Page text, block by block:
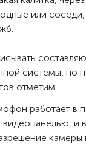
или
системы, но
отметим:
работает в
видеопанелью, и
камеры